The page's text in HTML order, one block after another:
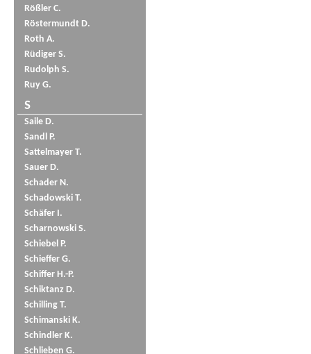
Rößler C.
Röstermundt D.
Roth A.
Rüdiger S.
Rudolph S.
Ruy G.
S
Saile D.
Sandl P.
Sattelmayer T.
Sauer D.
Schader N.
Schadowski T.
Schäfer I.
Scharnowski S.
Schiebel P.
Schieffer G.
Schiffer H.-P.
Schiktanz D.
Schilling T.
Schimanski K.
Schindler K.
Schlieben G.